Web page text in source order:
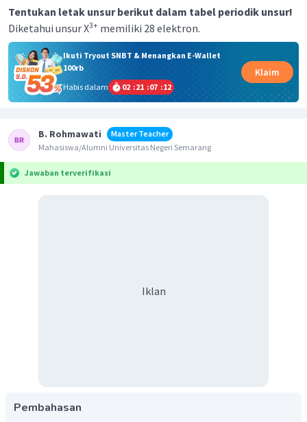
Tentukan letak unsur berikut dalam tabel periodik unsur!
Diketahui unsur X3+ memiliki 28 elektron.
Ikuti Tryout SNBT & Menangkan E-Wallet
100rb
Habis dalam
02 :21 :07 :11
Klaim
B. Rohmawati
Master Teacher
Mahasiswa/Alumni Universitas Negeri Semarang
Jawaban terverifikasi
Iklan
Pembahasan